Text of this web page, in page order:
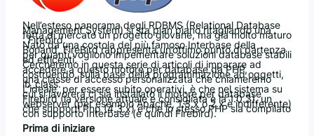
Nell’esteso panorama degli RDBMS (Relational Database
Management System) si sta pian piano ritagliando una
fetta di mercato un progetto giovane, ma già molto maturo
: Firebird.
Nato da una costola del più famoso Interbase della
Borland, FireBird rappresenta un’ottimo punto di partenza
per quanti vogliono impementare soluzioni database stabili
ed efficenti.
Cercheremo in questa serie di articoli di imparare ad
accedere a questo motore per database da PHP,
costruendo, sulla base della programmazione ad oggetti,
una classe di accesso personalizzata che chiameremo
ib_class.
L’ideale, per essere subito operativi, è che nel sistema su
cui si lavorerà ci sia installato il motore per database
Firebird (la versione attuale e consigliata è la 1.0.3), un
webserver (per esempio Apache, 1.3.x o 2.x è indifferente)
che supporti Php (4.3.x) e che lo stesso PHP sia compilato
con supporto Interbase (e quindi Firebird).
Prima di iniziare